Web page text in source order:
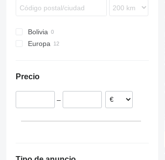
SPR
Bolivia
Europa
Bélgica
Precio
–